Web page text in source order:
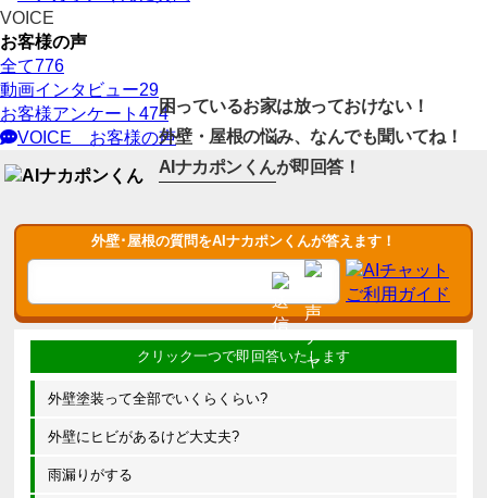
VOICE
お客様の声
全て776
動画インタビュー29
お客様アンケート 474
VOICE
お客様の声
困っているお家は放っておけない！
外壁・屋根の悩み、なんでも聞いてね！
AIナカポンくんが即回答！
外壁･屋根の質問をAIナカポンくんが答えます！
外壁塗装って全部でいくらくらい?
外壁にヒビがあるけど大丈夫?
雨漏りがする